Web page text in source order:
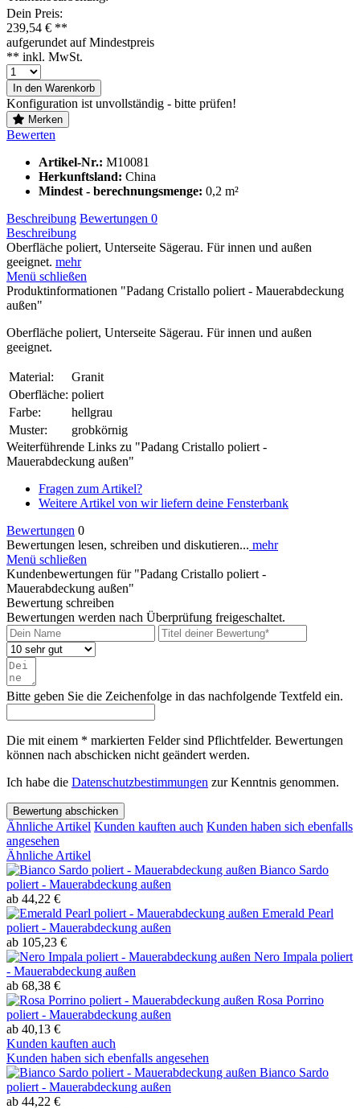
Dein Preis:
239,54 € **
aufgerundet auf Mindestpreis
** inkl. MwSt.
In den Warenkorb
Konfiguration ist unvollständig - bitte prüfen!
Merken
Bewerten
Artikel-Nr.: M10081
Herkunftsland: China
Mindest - berechnungsmenge: 0,2 m²
Beschreibung Bewertungen 0
Beschreibung
Oberfläche poliert, Unterseite Sägerau. Für innen und außen
geeignet. mehr
Menü schließen
Produktinformationen "Padang Cristallo poliert - Mauerabdeckung
außen"
Oberfläche poliert, Unterseite Sägerau. Für innen und außen
geeignet.
Material:
Granit
Oberfläche: poliert
Farbe:
hellgrau
Muster:
grobkörnig
Weiterführende Links zu "Padang Cristallo poliert -
Mauerabdeckung außen"
Fragen zum Artikel?
Weitere Artikel von wir liefern deine Fensterbank
Bewertungen 0
Bewertungen lesen, schreiben und diskutieren... mehr
Menü schließen
Kundenbewertungen für "Padang Cristallo poliert -
Mauerabdeckung außen"
Bewertung schreiben
Bewertungen werden nach Überprüfung freigeschaltet.
Bitte geben Sie die Zeichenfolge in das nachfolgende Textfeld ein.
Die mit einem * markierten Felder sind Pflichtfelder. Bewertungen
können nach abschicken nicht geändert werden.
Ich habe die Datenschutzbestimmungen zur Kenntnis genommen.
Bewertung abschicken
Ähnliche Artikel Kunden kauften auch Kunden haben sich ebenfalls
angesehen
Ähnliche Artikel
Bianco Sardo
poliert - Mauerabdeckung außen
ab 44,22 €
Emerald Pearl
poliert - Mauerabdeckung außen
ab 105,23 €
Nero Impala poliert
- Mauerabdeckung außen
ab 68,38 €
Rosa Porrino
poliert - Mauerabdeckung außen
ab 40,13 €
Kunden kauften auch
Kunden haben sich ebenfalls angesehen
Bianco Sardo
poliert - Mauerabdeckung außen
ab 44,22 €